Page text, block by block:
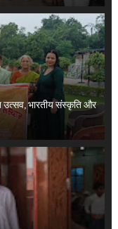
उत्सव, भारतीय संस्कृति और